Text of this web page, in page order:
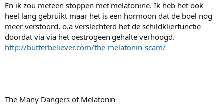
En ik zou meteen stoppen met melatonine. Ik heb het ook
heel lang gebruikt maar het is een hormoon dat de boel nog
meer verstoord. o.a verslechterd het de schildklierfunctie
doordat via via het oestrogeen gehalte verhoogd.
http://butterbeliever.com/the-melatonin-scam/
The Many Dangers of Melatonin